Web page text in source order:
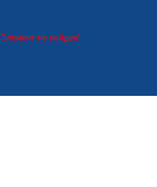
Элемент не найден!